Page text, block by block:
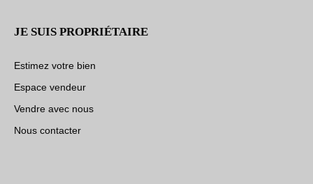
JE SUIS PROPRIÉTAIRE
Estimez votre bien
Espace vendeur
Vendre avec nous
Nous contacter